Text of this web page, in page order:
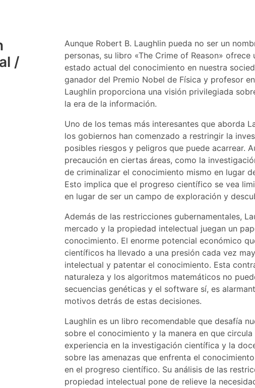
/
Aunque Robert B. Laughlin pueda no ser un
personas, su libro «The Crime of Reason»
estado actual del conocimiento en nuestra
ganador del Premio Nobel de Física y profesor
Laughlin proporciona una visión privilegiada
la era de la información.
Uno de los temas más interesantes que aborda
los gobiernos han comenzado a restringir la
posibles riesgos y peligros que puede acarrear.
precaución en ciertas áreas, como la
de criminalizar el conocimiento mismo en lugar
Esto implica que el progreso científico se vea
en lugar de ser un campo de exploración y
Además de las restricciones gubernamentales,
mercado y la propiedad intelectual juegan un
conocimiento. El enorme potencial económico
científicos ha llevado a una presión cada vez
intelectual y patentar el conocimiento. Esta
naturaleza y los algoritmos matemáticos no
secuencias genéticas y el software sí, es
motivos detrás de estas decisiones.
Laughlin es un libro recomendable que desafía
sobre el conocimiento y la manera en que
experiencia en la investigación científica y la
sobre las amenazas que enfrenta el
en el progreso científico. Su análisis de las
propiedad intelectual pone de relieve la